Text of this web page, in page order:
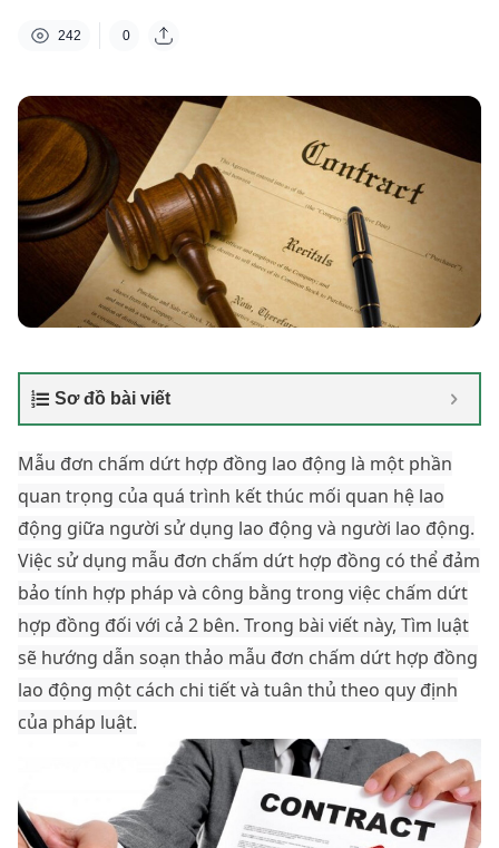
242 0
Sơ đồ bài viết
Mẫu đơn chấm dứt hợp đồng lao động là một phần
quan trọng của quá trình kết thúc mối quan hệ lao
động giữa người sử dụng lao động và người lao động.
Việc sử dụng mẫu đơn chấm dứt hợp đồng có thể đảm
bảo tính hợp pháp và công bằng trong việc chấm dứt
hợp đồng đối với cả 2 bên. Trong bài viết này, Tìm luật
sẽ hướng dẫn soạn thảo mẫu đơn chấm dứt hợp đồng
lao động một cách chi tiết và tuân thủ theo quy định
của pháp luật.